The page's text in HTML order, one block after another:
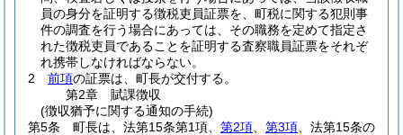
員の身分を証明する徴税吏員証票を、町税に関する犯則事
件の調査を行う場合にあっては、その職務を定めて指定さ
れた徴税吏員であることを証明する査察職員証票をそれぞ
れ携帯しなければならない。
2
前項の証票は、町長が交付する。
第2章
賦課徴収
(徴収猶予に関する通知の手続)
第5条
町長は、法第15条第1項、 第2項 第3項 、法第15条の